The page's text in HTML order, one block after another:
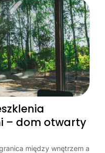
– dom otwarty
między wnętrzem a